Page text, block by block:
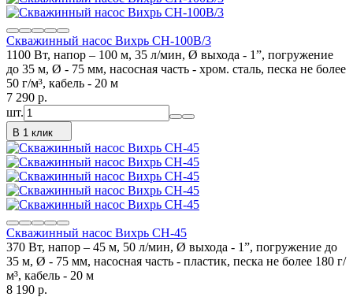
Скважинный насос Вихрь СН-100В/3
1100 Вт, напор – 100 м, 35 л/мин, Ø выхода - 1”, погружение
до 35 м, Ø - 75 мм, насосная часть - хром. сталь, песка не более
50 г/м³, кабель - 20 м
7 290 p.
шт.
В 1 клик
Скважинный насос Вихрь СН-45
370 Вт, напор – 45 м, 50 л/мин, Ø выхода - 1”, погружение до
35 м, Ø - 75 мм, насосная часть - пластик, песка не более 180 г/
м³, кабель - 20 м
8 190 p.